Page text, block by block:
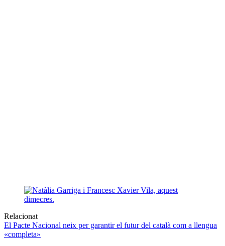
Relacionat
El Pacte Nacional neix per garantir el futur del català com a llengua
«completa»